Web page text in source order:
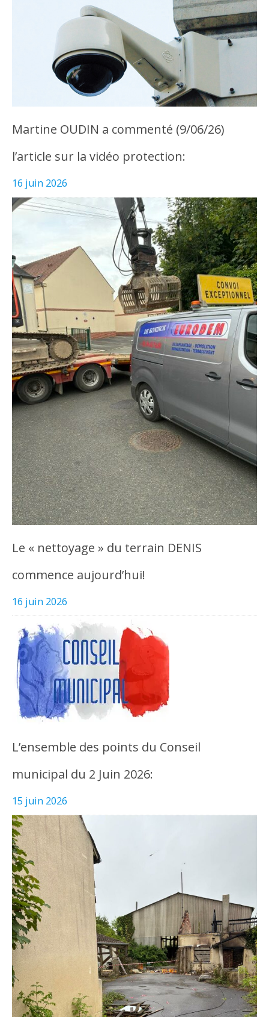
Martine OUDIN a commenté (9/06/26)
l’article sur la vidéo protection:
16 juin 2026
Le « nettoyage » du terrain DENIS
commence aujourd’hui!
16 juin 2026
L’ensemble des points du Conseil
municipal du 2 Juin 2026:
15 juin 2026